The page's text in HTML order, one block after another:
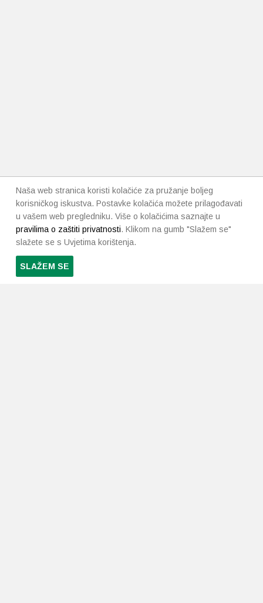
Naša web stranica koristi kolačiće za pružanje boljeg
korisničkog iskustva. Postavke kolačića možete prilagođavati
u vašem web pregledniku. Više o kolačićima saznajte u
pravilima o zaštiti privatnosti. Klikom na gumb "Slažem se"
slažete se s Uvjetima korištenja.
SLAŽEM SE